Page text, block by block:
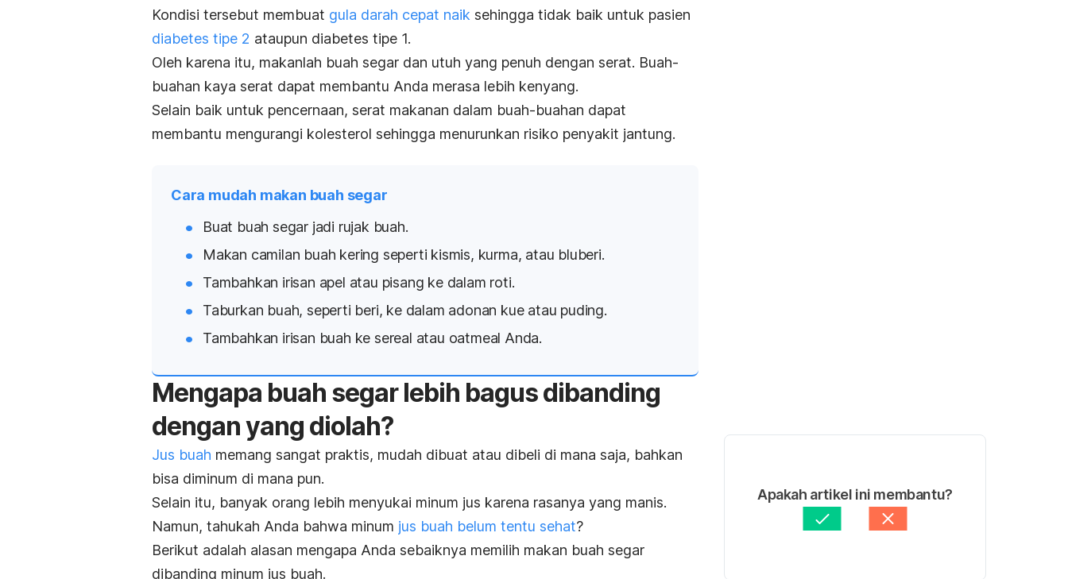
Kondisi tersebut membuat gula darah cepat naik sehingga tidak baik untuk pasien
diabetes tipe 2 ataupun diabetes tipe 1.
Oleh karena itu, makanlah buah segar dan utuh yang penuh dengan serat. Buah-
buahan kaya serat dapat membantu Anda merasa lebih kenyang.
Selain baik untuk pencernaan, serat makanan dalam buah-buahan dapat
membantu mengurangi kolesterol sehingga menurunkan risiko penyakit jantung.
Cara mudah makan buah segar
Buat buah segar jadi rujak buah.
Makan camilan buah kering seperti kismis, kurma, atau bluberi.
Tambahkan irisan apel atau pisang ke dalam roti.
Taburkan buah, seperti beri, ke dalam adonan kue atau puding.
Tambahkan irisan buah ke sereal atau oatmeal Anda.
Mengapa buah segar lebih bagus dibanding
dengan yang diolah?
Jus buah memang sangat praktis, mudah dibuat atau dibeli di mana saja, bahkan
bisa diminum di mana pun.
Selain itu, banyak orang lebih menyukai minum jus karena rasanya yang manis.
Namun, tahukah Anda bahwa minum jus buah belum tentu sehat?
Berikut adalah alasan mengapa Anda sebaiknya memilih makan buah segar
dibanding minum jus buah.
Apakah artikel ini membantu?